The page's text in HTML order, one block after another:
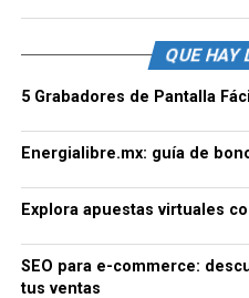
QUE HAY
5 Grabadores de Pantalla
Energialibre.mx: guía de
Explora apuestas virtuales
SEO para e-commerce:
tus ventas